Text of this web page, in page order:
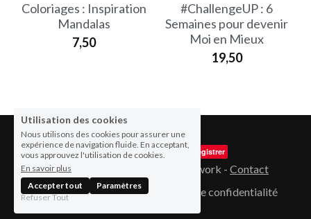
Coloriages : Inspiration
Mandalas
7,50
#ChallengeUP : 6
Semaines pour devenir
Moi en Mieux
19,50
Enregistrer
© 2009 - 2026 Upgrade Me Network - Contact
Termes et Conditions
Politique de confidentialité
Utilisation des cookies
Nous utilisons des cookies pour assurer une
expérience de navigation fluide. En acceptant,
vous approuvez l'utilisation de cookies.
En savoir plus
Accepter tout
Paramètres
Refuser Tout